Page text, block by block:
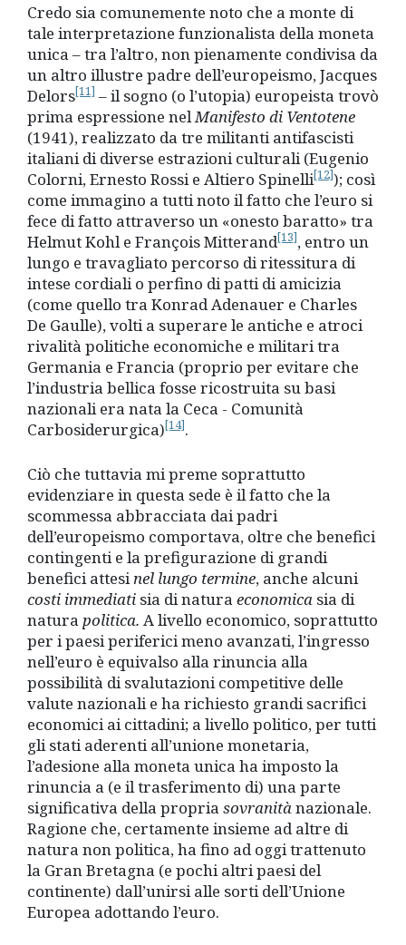
Credo sia comunemente noto che a monte di
tale interpretazione funzionalista della moneta
unica – tra l’altro, non pienamente condivisa da
un altro illustre padre dell’europeismo, Jacques
Delors[11] – il sogno (o l’utopia) europeista trovò
prima espressione nelManifesto di Ventotene
(1941), realizzato da tre militanti antifascisti
italiani di diverse estrazioni culturali (Eugenio
Colorni, Ernesto Rossi e Altiero Spinelli[12]); così
come immagino a tutti noto il fatto che l’euro si
fece di fatto attraverso un «onesto baratto» tra
Helmut Kohl e François Mitterand[13], entro un
lungo e travagliato percorso di ritessitura di
intese cordiali o perfino di patti di amicizia
(come quello tra Konrad Adenauer e Charles
De Gaulle), volti a superare le antiche e atroci
rivalità politiche economiche e militari tra
Germania e Francia (proprio per evitare che
l’industria bellica fosse ricostruita su basi
nazionali era nata la Ceca - Comunità
Carbosiderurgica)[14].
Ciò che tuttavia mi preme soprattutto
evidenziare in questa sede è il fatto che la
scommessa abbracciata dai padri
dell’europeismo comportava, oltre che benefici
contingenti e la prefigurazione di grandi
benefici attesinel lungo termine, anche alcuni
costi immediati sia di natura economica sia di
natura politica. A livello economico, soprattutto
per i paesi periferici meno avanzati, l’ingresso
nell’euro è equivalso alla rinuncia alla
possibilità di svalutazioni competitive delle
valute nazionali e ha richiesto grandi sacrifici
economici ai cittadini; a livello politico, per tutti
gli stati aderenti all’unione monetaria,
l’adesione alla moneta unica ha imposto la
rinuncia a (e il trasferimento di) una parte
significativa della propria sovranitànazionale.
Ragione che, certamente insieme ad altre di
natura non politica, ha fino ad oggi trattenuto
la Gran Bretagna (e pochi altri paesi del
continente) dall’unirsi alle sorti dell’Unione
Europea adottando l’euro.